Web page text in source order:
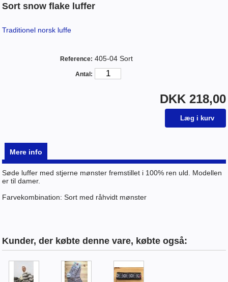
Sort snow flake luffer
Traditionel norsk luffe
Reference: 405-04 Sort
Antal:
DKK 218,00
Mere info
Søde luffer med stjerne mønster fremstillet i 100% ren uld. Modellen
er til damer.
Farvekombination: Sort med råhvidt mønster
Kunder, der købte denne vare, købte også: